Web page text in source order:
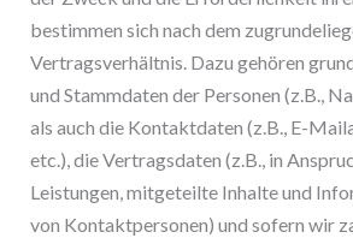
bestimmen sich nach dem
Vertragsverhältnis. Dazu gehören
und Stammdaten der Personen (z.B.,
als auch die Kontaktdaten (z.B., E-
etc.), die Vertragsdaten (z.B., in
Leistungen, mitgeteilte Inhalte und
von Kontaktpersonen) und sofern wir